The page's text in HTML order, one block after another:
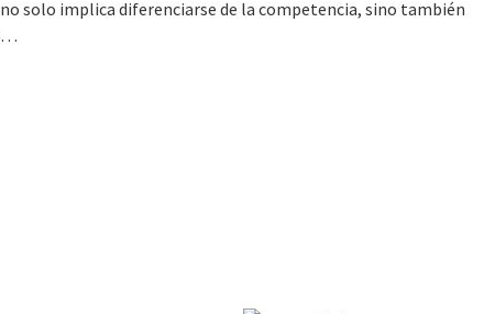
solo implica diferenciarse de la competencia, sino también